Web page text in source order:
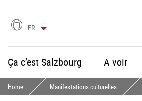
Choix
la
langue
FR
Ça c’est Salzbourg A voir
Home Manifestations culturelles